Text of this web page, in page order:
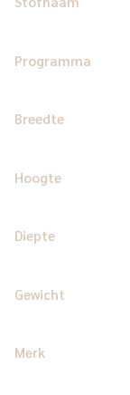
Programma
Breedte
Hoogte
Diepte
Gewicht
Merk